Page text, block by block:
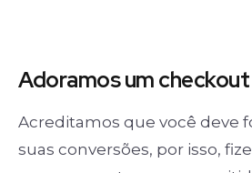
Adoramos um
Acreditamos que você deve
suas conversões, por isso,